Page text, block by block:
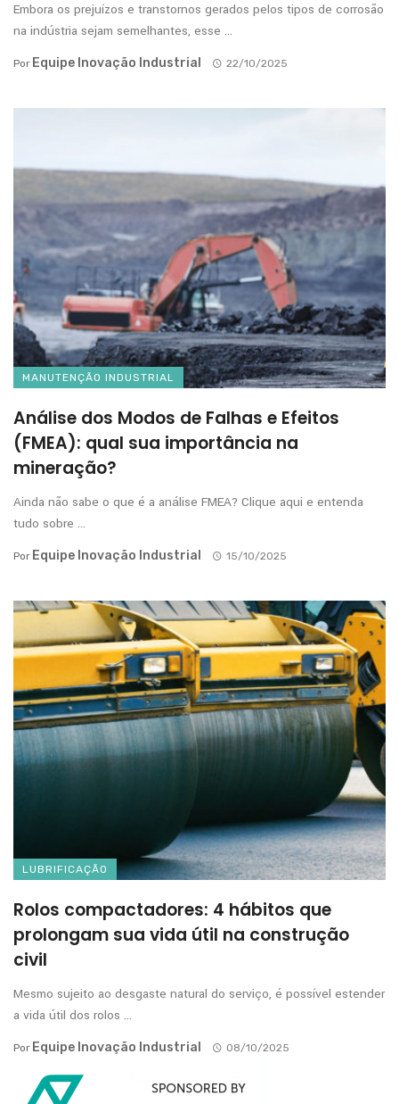
Embora os prejuízos e transtornos gerados pelos tipos de corrosão
na indústria sejam semelhantes, esse ...
Por Equipe Inovação Industrial 22/10/2025
MANUTENÇÃO INDUSTRIAL
Análise dos Modos de Falhas e Efeitos
(FMEA): qual sua importância na
mineração?
Ainda não sabe o que é a análise FMEA? Clique aqui e entenda
tudo sobre ...
Por Equipe Inovação Industrial 15/10/2025
LUBRIFICAÇÃO
Rolos compactadores: 4 hábitos que
prolongam sua vida útil na construção
civil
Mesmo sujeito ao desgaste natural do serviço, é possível estender
a vida útil dos rolos ...
Por Equipe Inovação Industrial 08/10/2025